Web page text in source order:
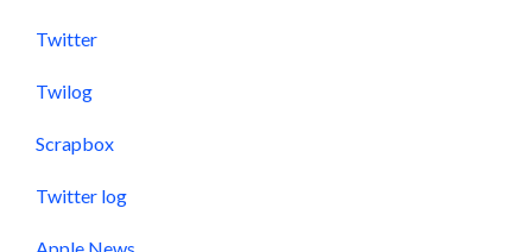
Twitter
Twilog
Scrapbox
Twitter log